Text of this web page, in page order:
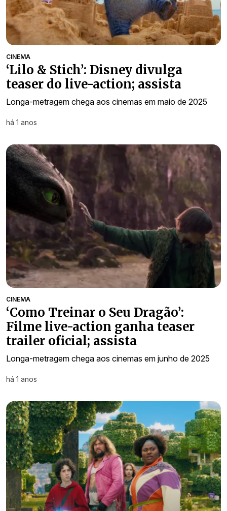
CINEMA
‘Lilo & Stich’: Disney divulga
teaser do live-action; assista
Longa-metragem chega aos cinemas em maio de 2025
há 1 anos
CINEMA
‘Como Treinar o Seu Dragão’:
Filme live-action ganha teaser
trailer oficial; assista
Longa-metragem chega aos cinemas em junho de 2025
há 1 anos